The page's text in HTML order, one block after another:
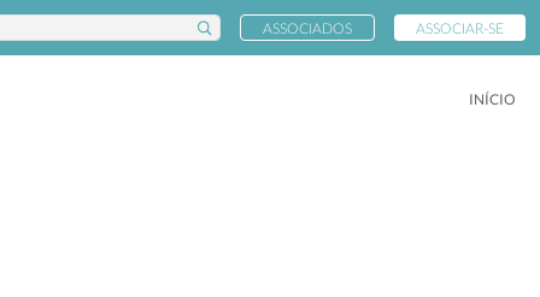
ASSOCIADOS ASSOCIAR-SE
INÍCIO